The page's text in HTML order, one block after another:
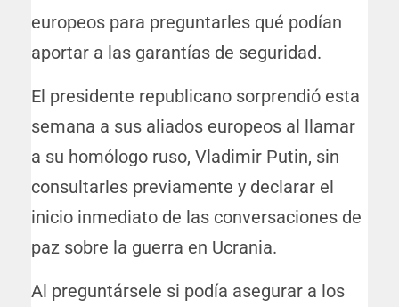
europeos para preguntarles qué podían
aportar a las garantías de seguridad.
El presidente republicano sorprendió esta
semana a sus aliados europeos al llamar
a su homólogo ruso, Vladimir Putin, sin
consultarles previamente y declarar el
inicio inmediato de las conversaciones de
paz sobre la guerra en Ucrania.
Al preguntársele si podía asegurar a los